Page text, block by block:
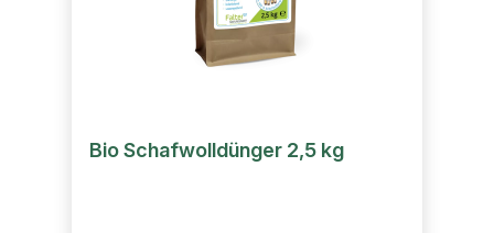
Bio Schafwolldünger 2,5 kg